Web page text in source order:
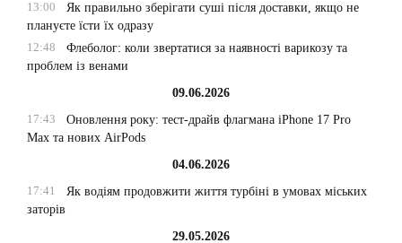
13:00
Як правильно зберігати суші після доставки, якщо не
плануєте їсти їх одразу
12:48
Флеболог: коли звертатися за наявності варикозу та
проблем із венами
09.06.2026
17:43
Оновлення року: тест-драйв флагмана iPhone 17 Pro
Max та нових AirPods
04.06.2026
17:41
Як водіям продовжити життя турбіні в умовах міських
заторів
29.05.2026